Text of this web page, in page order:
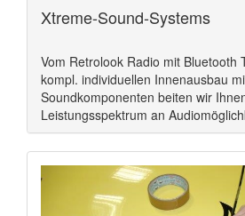
Xtreme-Sound-Systems
Vom Retrolook Radio mit Bluetooth
kompl. individuellen Innenausbau
Soundkomponenten beiten wir
Leistungsspektrum an